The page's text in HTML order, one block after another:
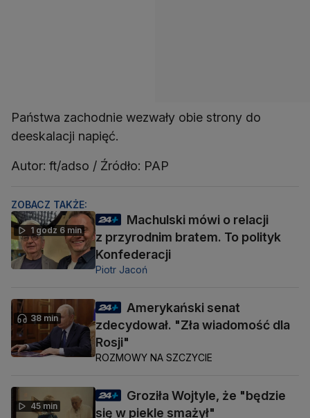
Państwa zachodnie wezwały obie strony do
deeskalacji napięć.
Autor: ft/adso / Źródło: PAP
ZOBACZ TAKŻE:
1 godz 6 min
Machulski mówi o relacji
z przyrodnim bratem. To polityk
Konfederacji
Piotr Jacoń
38 min
Amerykański senat
zdecydował. "Zła wiadomość dla
Rosji"
ROZMOWY NA SZCZYCIE
45 min
Groziła Wojtyle, że "będzie
się w piekle smażył"